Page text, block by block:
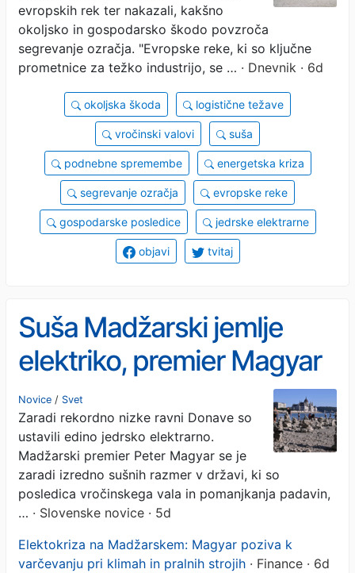
evropskih rek ter nakazali, kakšno
okoljsko in gospodarsko škodo povzroča
segrevanje ozračja. "Evropske reke, ki so ključne
prometnice za težko industrijo, se … · Dnevnik · 6d
okoljska škoda logistične težave
vročinski valovi suša
podnebne spremembe energetska kriza
segrevanje ozračja evropske reke
gospodarske posledice jedrske elektrarne
objavi tvitaj
Suša Madžarski jemlje
elektriko, premier Magyar
poziva k varčevanju
Novice / Svet
Zaradi rekordno nizke ravni Donave so
ustavili edino jedrsko elektrarno.
Madžarski premier Peter Magyar se je
zaradi izredno sušnih razmer v državi, ki so
posledica vročinskega vala in pomanjkanja padavin,
… · Slovenske novice · 5d
Elektokriza na Madžarskem: Magyar poziva k
varčevanju pri klimah in pralnih strojih · Finance · 6d